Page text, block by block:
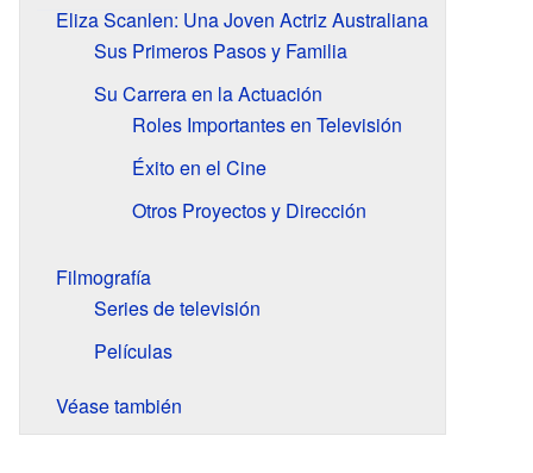
Eliza Scanlen: Una Joven Actriz Australiana
Sus Primeros Pasos y Familia
Su Carrera en la Actuación
Roles Importantes en Televisión
Éxito en el Cine
Otros Proyectos y Dirección
Filmografía
Series de televisión
Películas
Véase también